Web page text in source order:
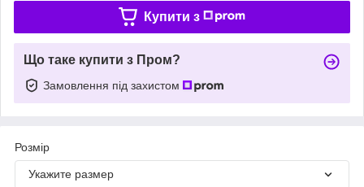
Купити з
Що таке купити з Пром?
Замовлення під захистом
Розмір
Укажите размер